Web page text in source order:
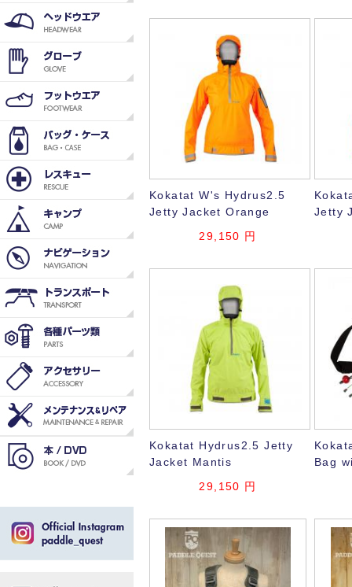
Kokatat W's Hydrus2.5
Jetty Jacket Orange
29,150 円
Jetty
Kokatat Hydrus2.5 Jetty
Jacket Mantis
29,150 円
Bag